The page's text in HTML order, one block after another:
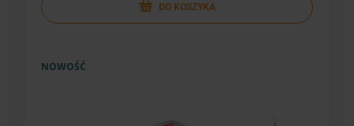
DO KOSZYKA
NOWOŚĆ